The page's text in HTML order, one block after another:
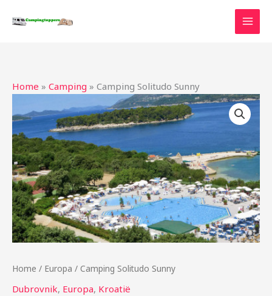
naar
Home » Camping » Camping Solitudo Sunny
Home / Europa / Camping Solitudo Sunny
Dubrovnik, Europa, Kroatië